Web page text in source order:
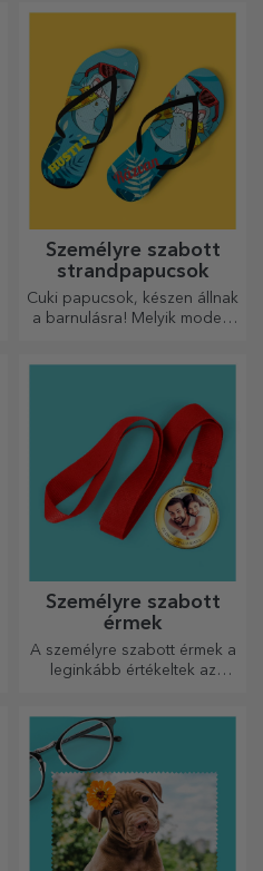
Személyre szabott
strandpapucsok
Cuki papucsok, készen állnak
a barnulásra! Melyik modellt
Személyre szabott
érmek
A személyre szabott érmek a
leginkább értékeltek az
elismerheti az érdemeiket!